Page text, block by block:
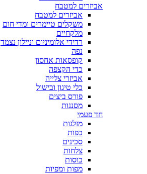
אביזרים למטבח
אביזרים למטבח
משקלים טיימרים ומדי חום
מלקחיים
רדידי אלומיניום וניילון נצמד
נפה
קופסאות אחסון
כדי הקצפה
אביזרי צלייה
כלי טיגון ובישול
פורס ביצים
מסננות
חד פעמי
מזלגות
כפות
סכינים
צלחות
כוסות
מפות ומפיות